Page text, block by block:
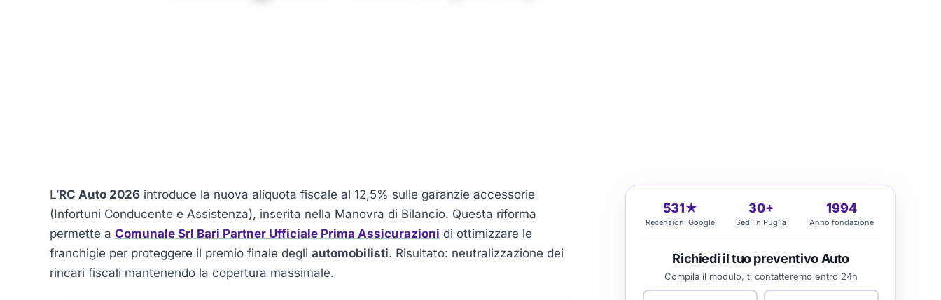
L’RC Auto 2026introduce la nuova aliquota fiscale al 12,5% sulle garanzie accessorie
(Infortuni Conducente e Assistenza), inserita nella Manovra di Bilancio. Questa riforma
permette a Comunale Srl Bari Partner Ufficiale Prima Assicurazioni di ottimizzare le
franchigie per proteggere il premio finale degli automobilisti. Risultato: neutralizzazione dei
rincari fiscali mantenendo la copertura massimale.
531★
Recensioni Google
30+
Sedi in Puglia
1994
Anno fondazione
Richiedi il tuo preventivo Auto
Compila il modulo, ti contatteremo entro 24h